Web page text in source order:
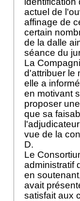
actuel de
affinage de
certain
de la dalle
séance du
La
d'attribuer le
elle a
en motivant
proposer
que sa
vue de la
D.
Le
administratif
en
avait
satisfait aux